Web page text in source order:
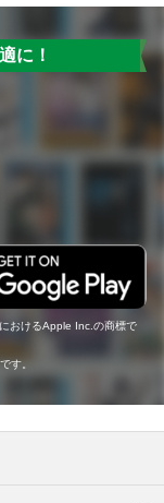
に！
おけるApple Inc.の商標で
す。